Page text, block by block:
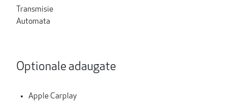
Transmisie
Automata
Optionale adaugate
Apple Carplay